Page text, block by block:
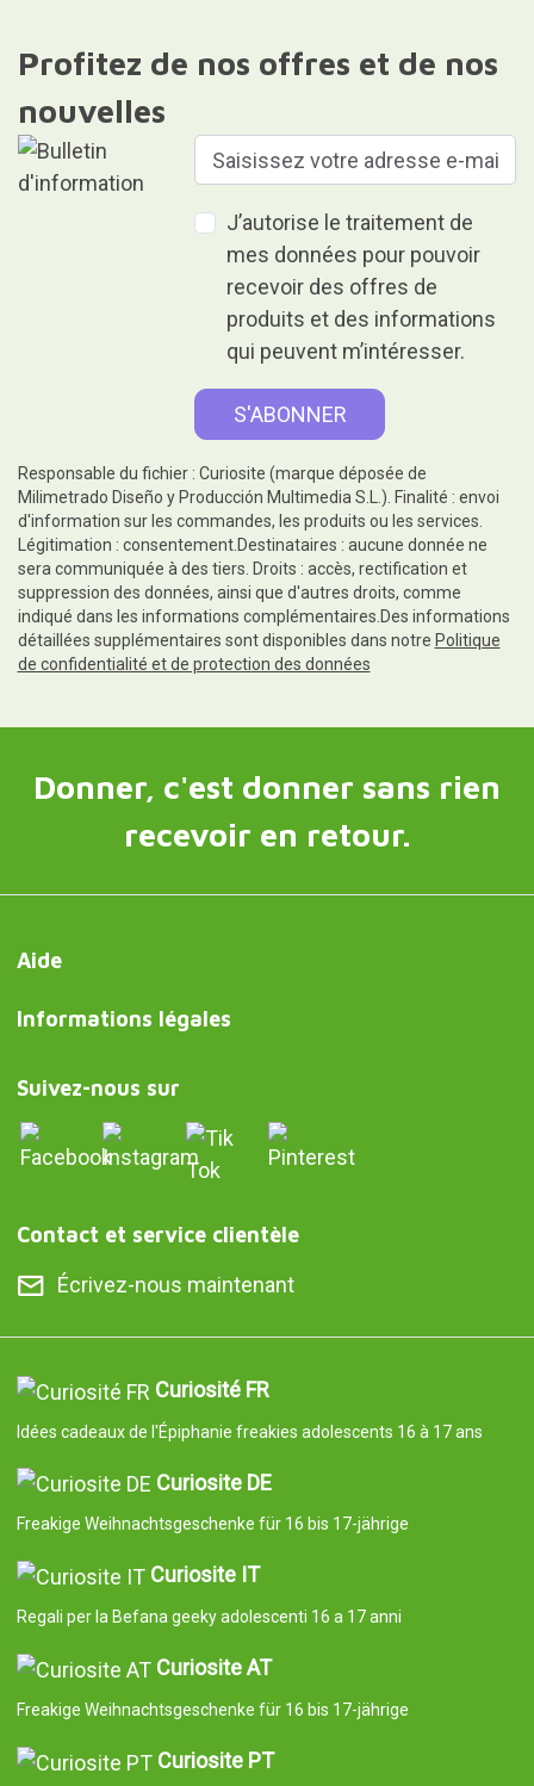
Profitez de nos offres et de nos
nouvelles
J’autorise le traitement de
mes données pour pouvoir
recevoir des offres de
produits et des informations
qui peuvent m’intéresser.
Responsable du fichier : Curiosite (marque déposée de
Milimetrado Diseño y Producción Multimedia S.L.). Finalité : envoi
d'information sur les commandes, les produits ou les services.
Légitimation : consentement.Destinataires : aucune donnée ne
sera communiquée à des tiers. Droits : accès, rectification et
suppression des données, ainsi que d'autres droits, comme
indiqué dans les informations complémentaires.Des informations
détaillées supplémentaires sont disponibles dans notre Politique
de confidentialité et de protection des données
Donner, c'est donner sans rien
recevoir en retour.
Aide
Informations légales
Suivez-nous sur
Contact et service clientèle
Écrivez-nous maintenant
Curiosité FR
Idées cadeaux de l'Épiphanie freakies adolescents 16 à 17 ans
Curiosite DE
Freakige Weihnachtsgeschenke für 16 bis 17-jährige
Curiosite IT
Regali per la Befana geeky adolescenti 16 a 17 anni
Curiosite AT
Freakige Weihnachtsgeschenke für 16 bis 17-jährige
Curiosite PT